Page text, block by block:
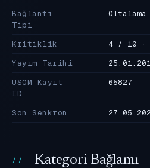
Bağlantı
Tipi
Oltalama
Kritiklik
4 / 10 ·
Yayım Tarihi
USOM Kayıt
ID
65827
Son Senkron
Kategori Bağlamı